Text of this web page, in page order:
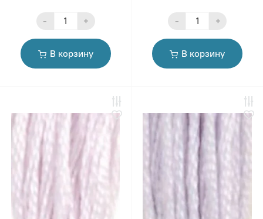
- +
В корзину
- +
В корзину